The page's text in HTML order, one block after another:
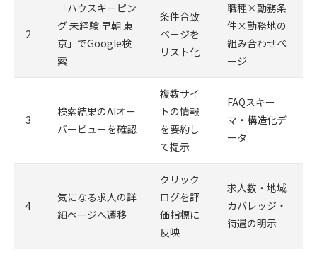
2
「ハウスキーピン
グ 未経験 早朝 東
京」でGoogle検
索
条件合致
ページを
リスト化
職種×勤務条
件×勤務地の
組み合わせペ
ージ
3
検索結果のAIオー
バービューを確認
複数サイ
トの情報
を要約し
て提示
FAQスキー
マ・構造化デ
ータ
4
気になる求人の詳
細ページへ遷移
クリック
ログを評
価指標に
反映
求人数・地域
カバレッジ・
待遇の明示